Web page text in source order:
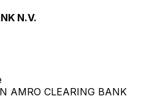
N.V.
AMRO CLEARING BANK